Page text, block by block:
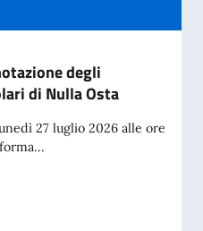
degli
di Nulla Osta
27 luglio 2026 alle ore
degli appuntamenti per i